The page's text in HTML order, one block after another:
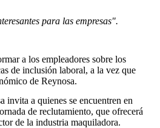
para las empresas".
a los empleadores sobre los
de inclusión laboral, a la vez que
de Reynosa.
invita a quienes se encuentren en
de reclutamiento, que ofrecerá
de la industria maquiladora.